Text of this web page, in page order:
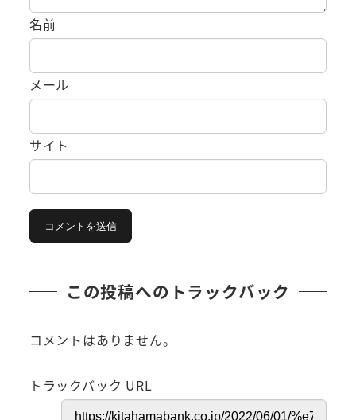
名前
メール
サイト
この投稿へのトラックバック
コメントはありません。
トラックバック URL